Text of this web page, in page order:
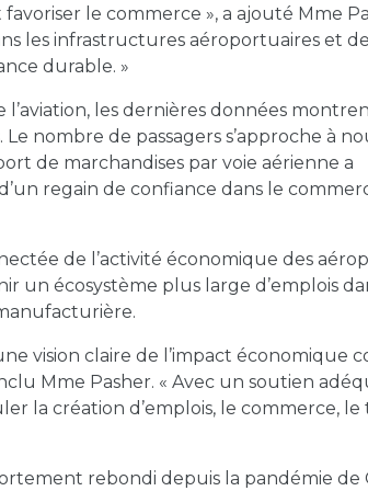
le commerce », a ajouté Mme
les infrastructures aéroportuaires et
durable. »
les dernières données
nombre de passagers s’approche à
de marchandises par voie aérienne a
regain de confiance dans le
de l’activité économique des
un écosystème plus large d’emplois
vision claire de l’impact économique
Mme Pasher. « Avec un soutien
la création d’emplois, le commerce, le
rebondi depuis la pandémie de